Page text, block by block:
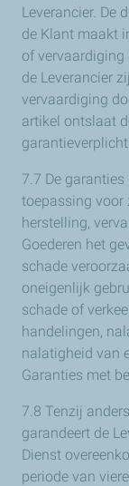
Leverancier. De
de Klant maakt
of vervaardiging
de Leverancier
vervaardiging
artikel ontslaat
7.7 De
toepassing voor
herstelling,
Goederen het
schade
oneigenlijk
schade of
handelingen,
nalatigheid van
Garanties met
7.8 Tenzij
garandeert de
Dienst
periode van